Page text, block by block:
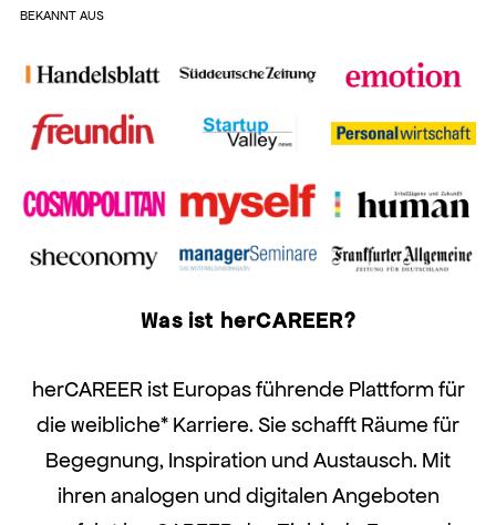
BEKANNT AUS
Was ist herCAREER?
herCAREER ist Europas führende Plattform für
die weibliche* Karriere. Sie schafft Räume für
Begegnung, Inspiration und Austausch. Mit
ihren analogen und digitalen Angeboten